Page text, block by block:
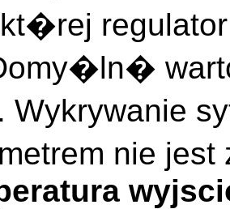
Wykrywanie
nie